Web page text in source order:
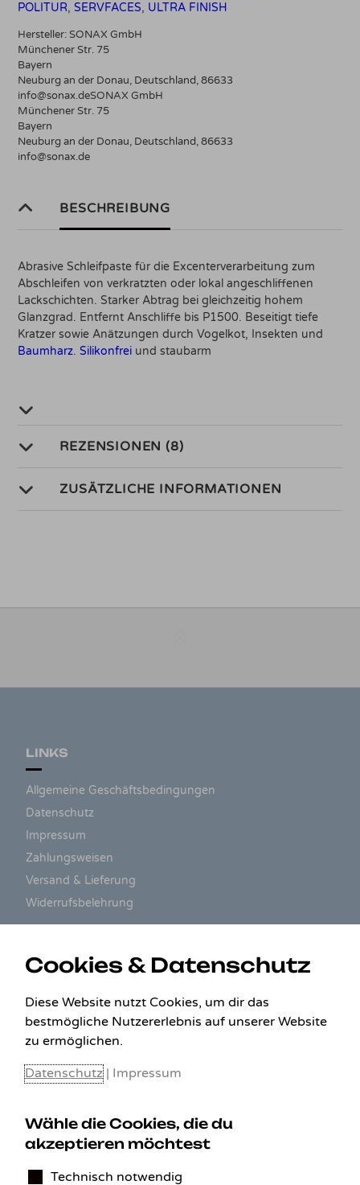
POLITUR,SERVFACES, ULTRA FINISH
Hersteller:SONAX GmbH
Münchener Str. 75
Bayern
Neuburg an der Donau, Deutschland, 86633
info@sonax.deSONAX GmbH
Münchener Str. 75
Bayern
Neuburg an der Donau, Deutschland, 86633
info@sonax.de
BESCHREIBUNG
Abrasive Schleifpaste für die Excenterverarbeitung zum
Abschleifen von verkratzten oder lokal angeschliffenen
Lackschichten. Starker Abtrag bei gleichzeitig hohem
Glanzgrad. Entfernt Anschliffe bis P1500. Beseitigt tiefe
Kratzer sowie Anätzungen durch Vogelkot, Insekten und
Baumharz.Silikonfrei und staubarm
REZENSIONEN (8)
ZUSÄTZLICHE INFORMATIONEN
LINKS
Allgemeine Geschäftsbedingungen
Datenschutz
Impressum
Zahlungsweisen
Versand & Lieferung
Widerrufsbelehrung
KONTAKT
Cookies & Datenschutz
Diese Website nutzt Cookies, um dir das
bestmögliche Nutzererlebnis auf unserer Website
zu ermöglichen.
Datenschutz | Impressum
Wähle die Cookies, die du
akzeptieren möchtest
Technisch notwendig